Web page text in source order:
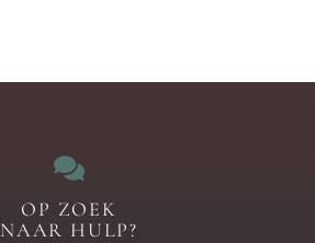
OP ZOEK
NAAR HULP?